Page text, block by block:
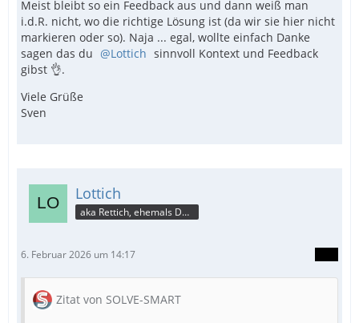
Meist bleibt so ein Feedback aus und dann weiß man
i.d.R. nicht, wo die richtige Lösung ist (da wir sie hier nicht
markieren oder so). Naja ... egal, wollte einfach Danke
sagen das du
Lottich sinnvoll Kontext und Feedback
gibst 👌.
Viele Grüße
Sven
Lottich
aka Rettich, ehemals DAU
6. Februar 2026 um 14:17
Zitat von SOLVE-SMART